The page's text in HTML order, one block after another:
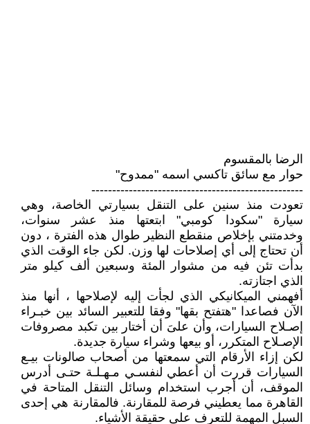
الرضا بالمقسوم
حوار مع سائق تاكسي اسمه "ممدوح"
---------------------------------------------------
تعودت منذ سنين على التنقل بسيارتي الخاصة، وهي
سيارة "سكودا كومبي" ابتعتها منذ عشر سنوات،
وخدمتني بإخلاص منقطع النظير طوال هذه الفترة ، دون
أن تحتاج إلى أي إصلاحات لها وزن. لكن جاء الوقت الذي
بدأت تئن فيه من مشوار المئة وسبعين ألف كيلو متر
الذي اجتازته.
أفهمني الميكانيكي الذي لجأت إليه لإصلاحها ، أنها منذ
الآن فصاعدا "هتفتح بقها" وفقا للتعبير السائد بين خبـراء
إصـلاح السيارات، وأن علىَ أن أختار بين تكبد مصروفات
الإصـلاح المتكرر، أو بيعها وشراء سيارة جديدة.
لكن إزاء الأرقام التي سمعتها من أصحاب صالونات بيـع
السيارات قررت أن أعطي لنفسـي مـهـلـة حتـى أدرس
الموقف، أن أجرب استخدام وسائل التنقل المتاحة في
القاهرة مما يعطيني فرصة للمقارنة. فالمقارنة هي إحدى
السبل المهمة للتعرف على حقيقة الأشياء.